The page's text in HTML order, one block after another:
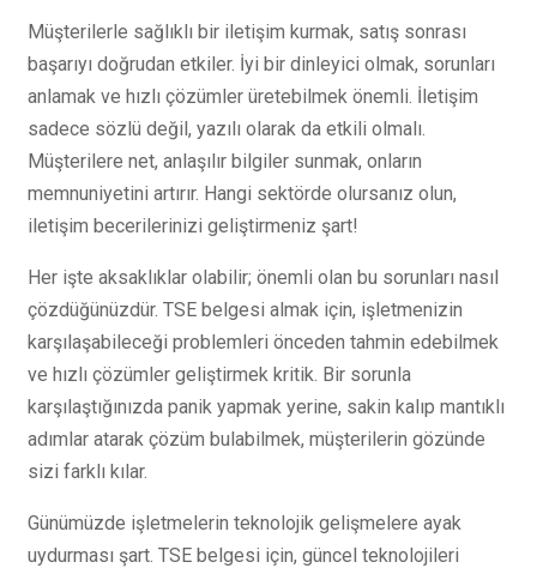
Müşterilerle sağlıklı bir iletişim kurmak, satış sonrası
başarıyı doğrudan etkiler. İyi bir dinleyici olmak, sorunları
anlamak ve hızlı çözümler üretebilmek önemli. İletişim
sadece sözlü değil, yazılı olarak da etkili olmalı.
Müşterilere net, anlaşılır bilgiler sunmak, onların
memnuniyetini artırır. Hangi sektörde olursanız olun,
iletişim becerilerinizi geliştirmeniz şart!
Her işte aksaklıklar olabilir; önemli olan bu sorunları nasıl
çözdüğünüzdür. TSE belgesi almak için, işletmenizin
karşılaşabileceği problemleri önceden tahmin edebilmek
ve hızlı çözümler geliştirmek kritik. Bir sorunla
karşılaştığınızda panik yapmak yerine, sakin kalıp mantıklı
adımlar atarak çözüm bulabilmek, müşterilerin gözünde
sizi farklı kılar.
Günümüzde işletmelerin teknolojik gelişmelere ayak
uydurması şart. TSE belgesi için, güncel teknolojileri